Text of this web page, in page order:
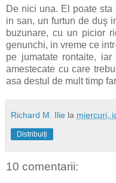
De nici una. El poate
in san, un furtun de duş
buzunare, cu un picior
genunchi, in vreme ce
pe jumatate rontaite,
amestecate cu care
asa destul de mult timp
Richard M. Ilie la miercuri,
Distribuiți
10 comentarii: